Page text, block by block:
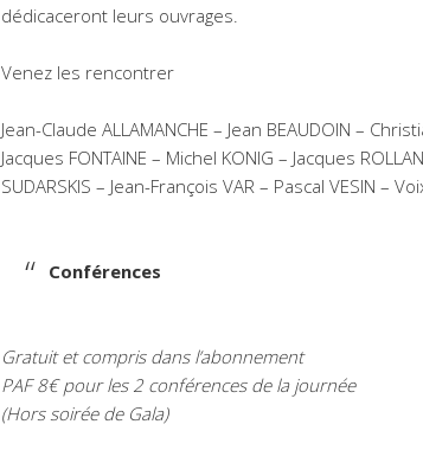
dédicaceront leurs ouvrages.
Venez les rencontrer
Jean-Claude ALLAMANCHE – Jean BEAUDOIN –
Jacques FONTAINE – Michel KONIG – Jacques
SUDARSKIS – Jean-François VAR – Pascal VESIN –
Conférences
Gratuit et compris dans l’abonnement
PAF 8€ pour les 2 conférences de la journée
(Hors soirée de Gala)